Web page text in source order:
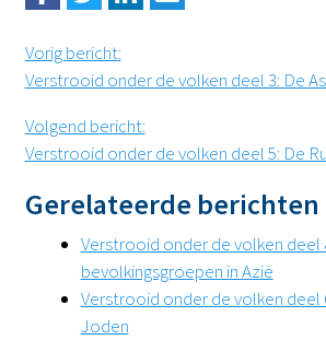
Vorig bericht:
Verstrooid onder de volken deel 3: De
Volgend bericht:
Verstrooid onder de volken deel 5: De
Gerelateerde berichten
Verstrooid onder de volken deel
bevolkingsgroepen in Azië
Verstrooid onder de volken deel
Joden